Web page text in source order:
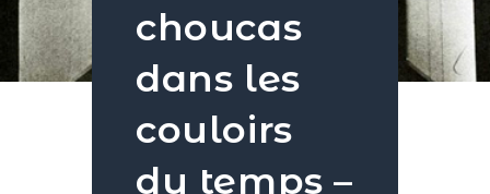
choucas
dans les
couloirs
du temps –